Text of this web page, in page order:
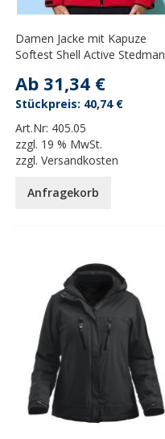
Damen Jacke mit Kapuze
Softest Shell Active Stedman
Ab 31,34 €
Art.Nr: 405.05
zzgl. 19 % MwSt.
zzgl.Versandkosten
40,74 €
Anfragekorb